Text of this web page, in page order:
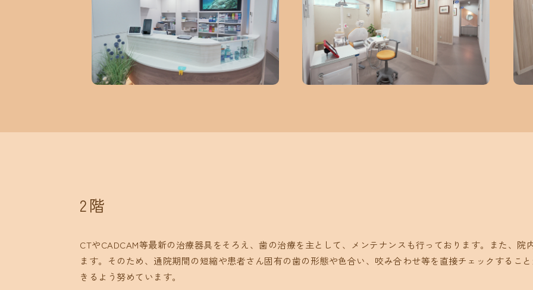
2階
CTやCADCAM等最新の治療器具をそろえ、歯の治療を主として、メンテナンスも行っております。また、
ます。そのため、通院期間の短縮や患者さん固有の歯の形態や色合い、咬み合わせ等を直接チェックするこ
きるよう努めています。